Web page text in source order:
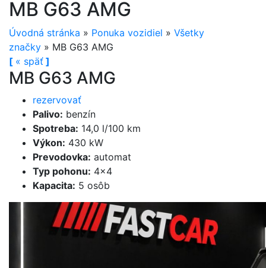
MB G63 AMG
Úvodná stránka » Ponuka vozidiel » Všetky
značky » MB G63 AMG
[ « späť ]
MB G63 AMG
rezervovať
Palivo: benzín
Spotreba: 14,0 l/100 km
Výkon: 430 kW
Prevodovka: automat
Typ pohonu: 4×4
Kapacita: 5 osôb